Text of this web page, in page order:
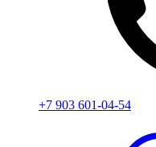
+7 903 601-04-54